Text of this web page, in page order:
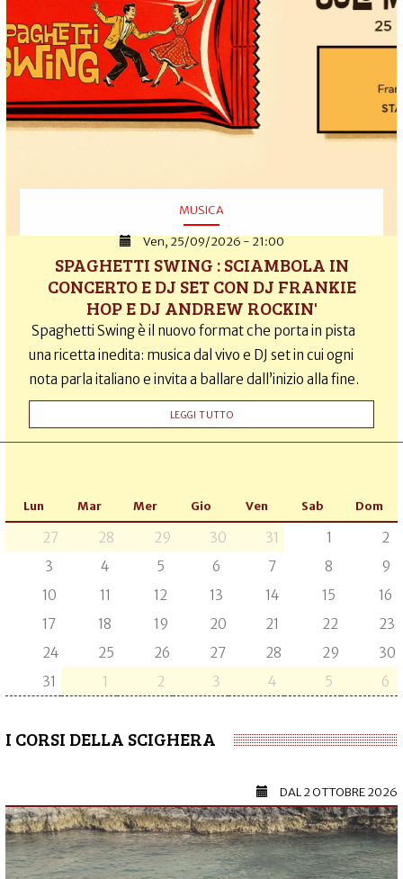
MUSICA
Ven, 25/09/2026 - 21:00
SPAGHETTI SWING : SCIAMBOLA IN
CONCERTO E DJ SET CON DJ FRANKIE
HOP E DJ ANDREW ROCKIN'
Spaghetti Swing è il nuovo format che porta in pista
una ricetta inedita: musica dal vivo e DJ set in cui ogni
nota parla italiano e invita a ballare dall’inizio alla fine.
LEGGI TUTTO
Lun Mar Mer Gio Ven Sab Dom
27 28 29 30 31 1
2
3
4 5 6 7 8
9
10
11 12 13 14 15
16
17
18 19 20 21 22
23
24
25 26 27 28 29
30
31
1 2 3 4 5 6
I CORSI DELLA SCIGHERA
DAL2 OTTOBRE 2026